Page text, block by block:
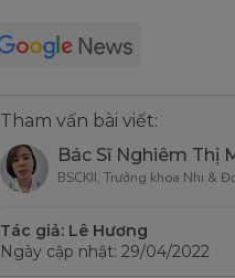
Tham vấn bài viết:
Bác Sĩ Nghiêm Thị
BSCKII, Trưởng khoa Nhi &
Tác giả: Lê Hương
Ngày cập nhật: 29/04/2022